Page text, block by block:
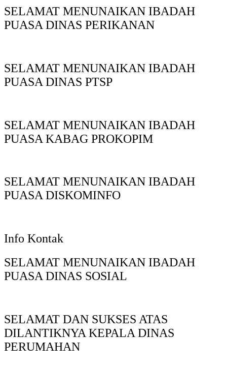
SELAMAT MENUNAIKAN IBADAH
PUASA DINAS PERIKANAN
SELAMAT MENUNAIKAN IBADAH
PUASA DINAS PTSP
SELAMAT MENUNAIKAN IBADAH
PUASA KABAG PROKOPIM
SELAMAT MENUNAIKAN IBADAH
PUASA DISKOMINFO
Info Kontak
SELAMAT MENUNAIKAN IBADAH
PUASA DINAS SOSIAL
SELAMAT DAN SUKSES ATAS
DILANTIKNYA KEPALA DINAS
PERUMAHAN